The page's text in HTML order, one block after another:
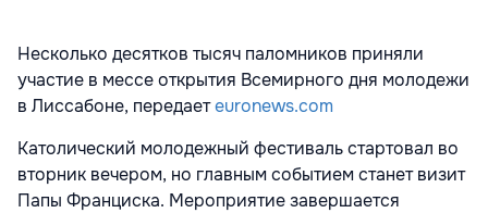
Несколько десятков тысяч паломников приняли
участие в мессе открытия Всемирного дня молодежи
в Лиссабоне, передаетeuronews.com
Католический молодежный фестиваль стартовал во
вторник вечером, но главным событием станет визит
Папы Франциска. Мероприятие завершается